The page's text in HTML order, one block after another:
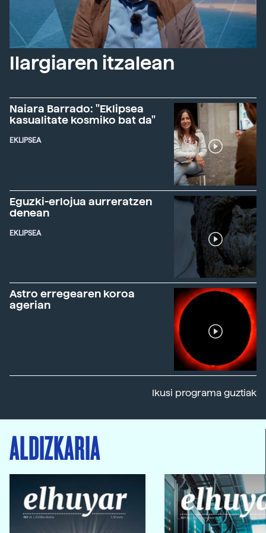
Ilargiaren itzalean
Naiara Barrado: "Eklipsea
kasualitate kosmiko bat da"
EKLIPSEA
Eguzki-erlojua aurreratzen
denean
EKLIPSEA
Astro erregearen koroa
agerian
Ikusi programa guztiak
ALDIZKARIA